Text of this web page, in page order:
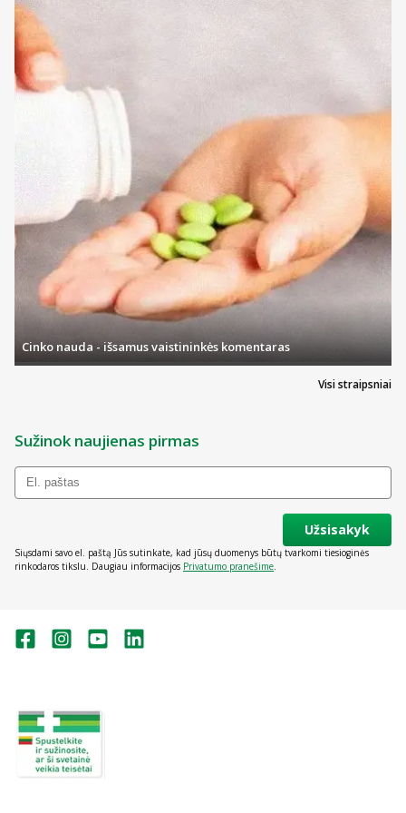
Visi straipsniai
Cinko nauda - išsamus vaistininkės komentaras
Sužinok naujienas pirmas
Užsisakyk
Siųsdami savo el. paštą Jūs sutinkate, kad jūsų duomenys būtų tvarkomi tiesioginės
rinkodaros tikslu. Daugiau informacijos Privatumo pranešime.